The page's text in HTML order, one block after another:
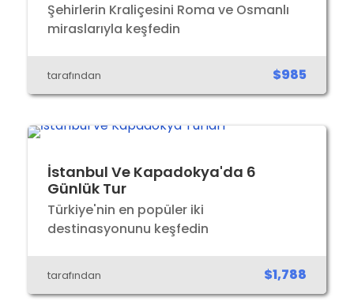
Şehirlerin Kraliçesini Roma ve Osmanlı
miraslarıyla keşfedin
tarafından $985
İstanbul Ve Kapadokya'da 6
Günlük Tur
Türkiye'nin en popüler iki
destinasyonunu keşfedin
tarafından $1,788